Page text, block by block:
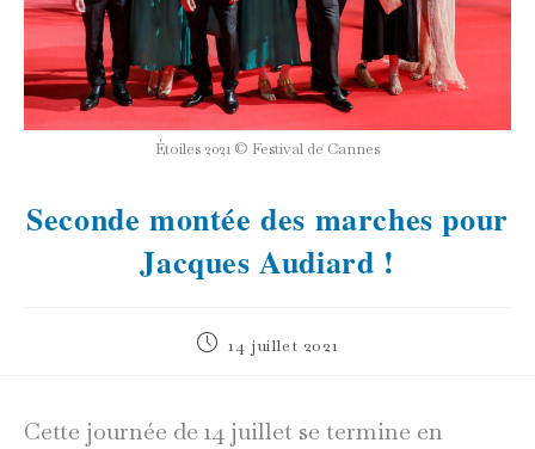
Étoiles 2021 © Festival de Cannes
Seconde montée des marches pour
Jacques Audiard !
Publication
14 juillet 2021
Cette journée de 14 juillet se termine en